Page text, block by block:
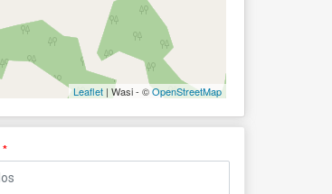
Leaflet | Wasi - ©OpenStreetMap
*